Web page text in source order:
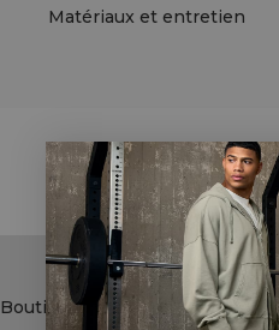
Matériaux et entretien
Boutique